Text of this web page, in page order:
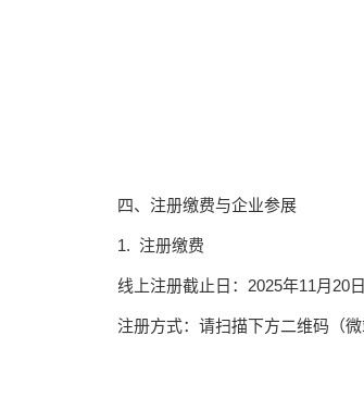
四、注册缴费与企业参展
1. 注册缴费
线上注册截止日：2025年11月20日
注册方式：请扫描下方二维码（